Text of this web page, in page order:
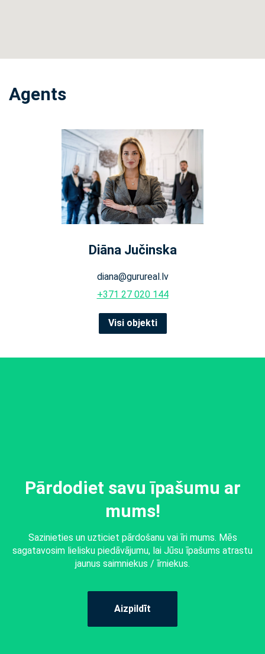
Agents
Diāna Jučinska
diana@gurureal.lv
+371 27 020 144
Visi objekti
Pārdodiet savu īpašumu ar
mums!
Sazinieties un uzticiet pārdošanu vai īri mums. Mēs
sagatavosim lielisku piedāvājumu, lai Jūsu īpašums atrastu
jaunus saimniekus / īrniekus.
Aizpildīt